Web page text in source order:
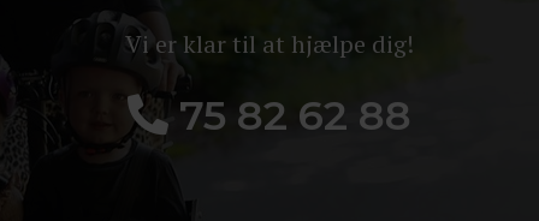
Vi er klar til at hjælpe dig!
75 82 62 88